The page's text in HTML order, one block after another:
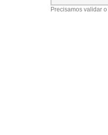
Precisamos validar